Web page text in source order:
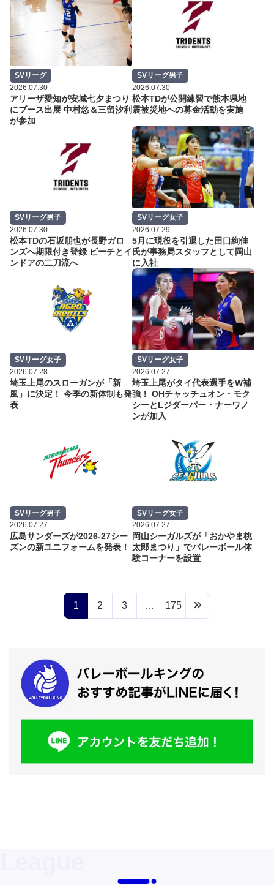
SVリーグ
2026.07.30
アリーザ愛知が安城七夕まつり
にブース出展 中村悠＆三留汐利
が参加
SVリーグ男子
2026.07.30
松本TDが公開練習で熊本県地
震被災地への募金活動を実施
SVリーグ男子
2026.07.30
松本TDの石坂朋也が長野ガロ
ンズへ期限付き登録 ビーチとイ
ンドアの二刀流へ
SVリーグ女子
2026.07.29
5月に現役を引退した田口絢佳
氏が事務局スタッフとして岡山
に入社
SVリーグ女子
2026.07.28
埼玉上尾のスローガンが「新
風」に決定！ 今季の新体制も発
表
SVリーグ女子
2026.07.27
埼玉上尾がタイ代表選手をW補
強！ OHチャッチュオン・モク
シーとLジダーパー・ナーワノ
ンが加入
SVリーグ男子
2026.07.27
広島サンダーズが2026-27シー
ズンの新ユニフォームを発表！
SVリーグ女子
2026.07.27
岡山シーガルズが「おかやま桃
太郎まつり」でバレーボール体
験コーナーを設置
1 2 3 … 175